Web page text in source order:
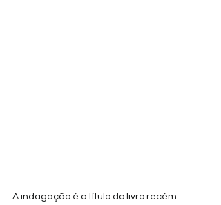
A indagação é o título do livro recém